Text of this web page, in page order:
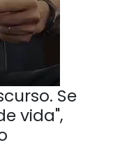
Se
vida",